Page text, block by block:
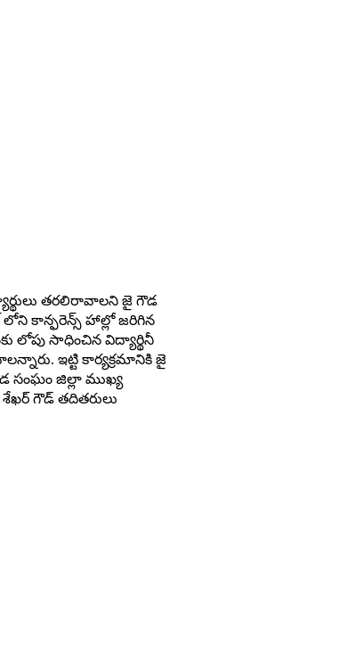
తరలిరావాలని జై గౌడ
లోని కాన్ఫరెన్స్ హాల్లో జరిగిన
లోపు సాధించిన విద్యార్థినీ
ఇట్టి కార్యక్రమానికి జై
సంఘం జిల్లా ముఖ్య
గౌడ్ తదితరులు